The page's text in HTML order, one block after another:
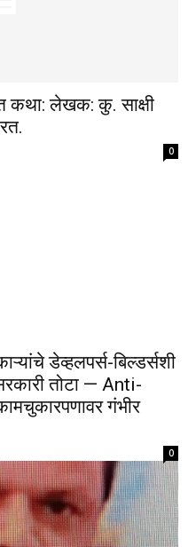
कथा: लेखक: कु. साक्षी
0
डेव्हलपर्स-बिल्डर्सशी
तोटा — Anti-
गंभीर
0